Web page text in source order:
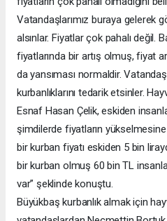
Vatandaşlarımız buraya gelerek
alsınlar. Fiyatlar çok pahalı değil.
fiyatlarında bir artış olmuş, fiyat
da yansıması normaldir.
kurbanlıklarını tedarik etsinler.
Esnaf Hasan Çelik, eskiden
şimdilerde fiyatların
bir kurban fiyatı eskiden 5 bin
bir kurban olmuş 60 bin TL
var” şeklinde konuştu.
Büyükbaş kurbanlık almak için